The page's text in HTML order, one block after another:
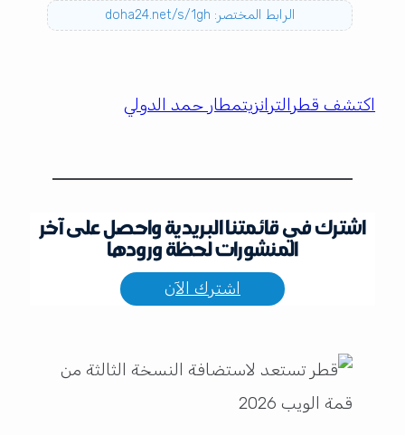
الرابط المختصر: doha24.net/s/1gh
اكتشف قطر الترانزيتمطار حمد الدولي
اشترك في قائمتنا البريدية واحصل على آخر
المنشورات لحظة ورودها
اشترك الآن